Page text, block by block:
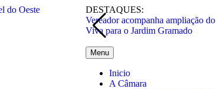
DESTAQUES:
Vereador acompanha ampliação
Viva para o Jardim Gramado
Menu
Inicio
A Câmara